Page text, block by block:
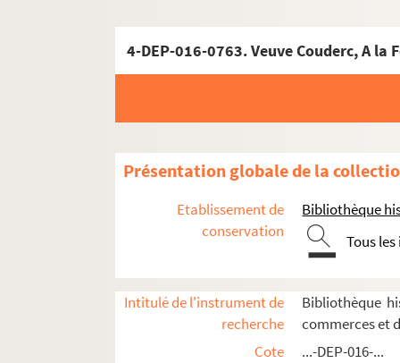
4-DEP-016-0763. Veuve Couderc, A la
Présentation globale de la
Etablissement de
conservation
Bibliothèque
Tous
Intitulé de l'instrument de
recherche
Bibliothèque
commerces et
Cote
...-DEP-016-...
3e arrondissement
4e arrondissement
6e arrondissement
8e arrondissement
9e arrondissement
10e arrondissement
12e arrondissement
13e arrondissement
14e arrondissement